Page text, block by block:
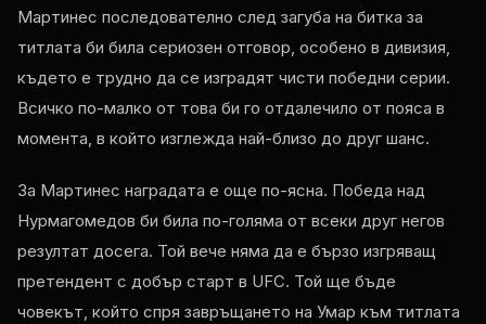
Мартинес последователно след загуба на битка за
титлата би била сериозен отговор, особено в дивизия,
където е трудно да се изградят чисти победни серии.
Всичко по-малко от това би го отдалечило от пояса в
момента, в който изглежда най-близо до друг шанс.
За Мартинес наградата е още по-ясна. Победа над
Нурмагомедов би била по-голяма от всеки друг негов
резултат досега. Той вече няма да е бързо изгряващ
претендент с добър старт в UFC. Той ще бъде
човекът, който спря завръщането на Умар към титлата